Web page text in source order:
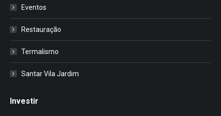
Eventos
Restauração
Termalismo
Santar Vila Jardim
Investir